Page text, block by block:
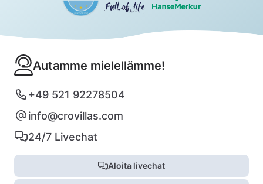
Autamme mielellämme!
+49 521 92278504
info@crovillas.com
24/7 Livechat
Aloita livechat